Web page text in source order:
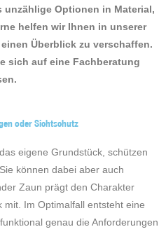
Optionen in Material,
helfen wir Ihnen in unserer
Überblick zu verschaffen.
sich auf eine Fachberatung
oder Sichtschutz
eigene Grundstück, schützen
können dabei aber auch
Zaun prägt den Charakter
Im Optimalfall entsteht eine
genau die Anforderungen